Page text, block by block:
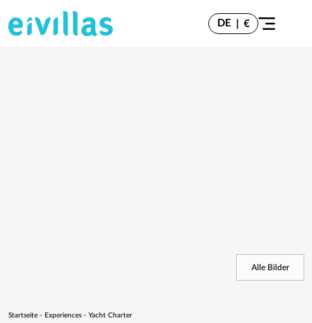
DE €
Alle Bilder
Startseite - Experiences - Yacht Charter